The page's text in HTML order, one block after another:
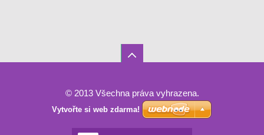
© 2013 Všechna práva vyhrazena.
Vytvořte si web zdarma!